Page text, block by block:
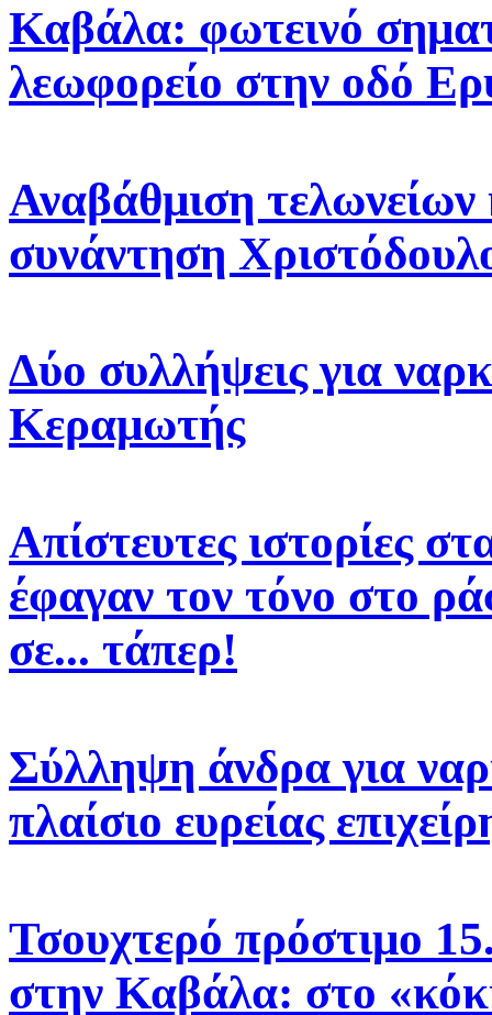
Καβάλα: φωτεινό
λεωφορείο στην οδό
Αναβάθμιση τελωνείων
συνάντηση
Δύο συλλήψεις για
Κεραμωτής
Απίστευτες ιστορίες
έφαγαν τον τόνο στο
σε... τάπερ!
Σύλληψη άνδρα για
πλαίσιο ευρείας
Τσουχτερό πρόστιμο
στην Καβάλα: στο